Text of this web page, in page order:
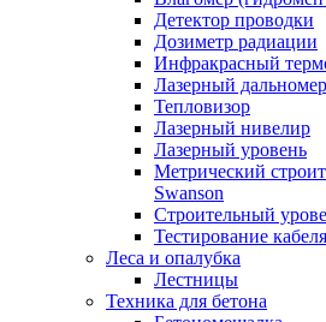
Детектор проводки
Дозиметр радиации
Инфракрасный
Лазерный дальномер
Тепловизор
Лазерный нивелир
Лазерный уровень
Метрический
Swanson
Строительный
Тестирование кабеля
Леса и опалубка
Лестницы
Техника для бетона